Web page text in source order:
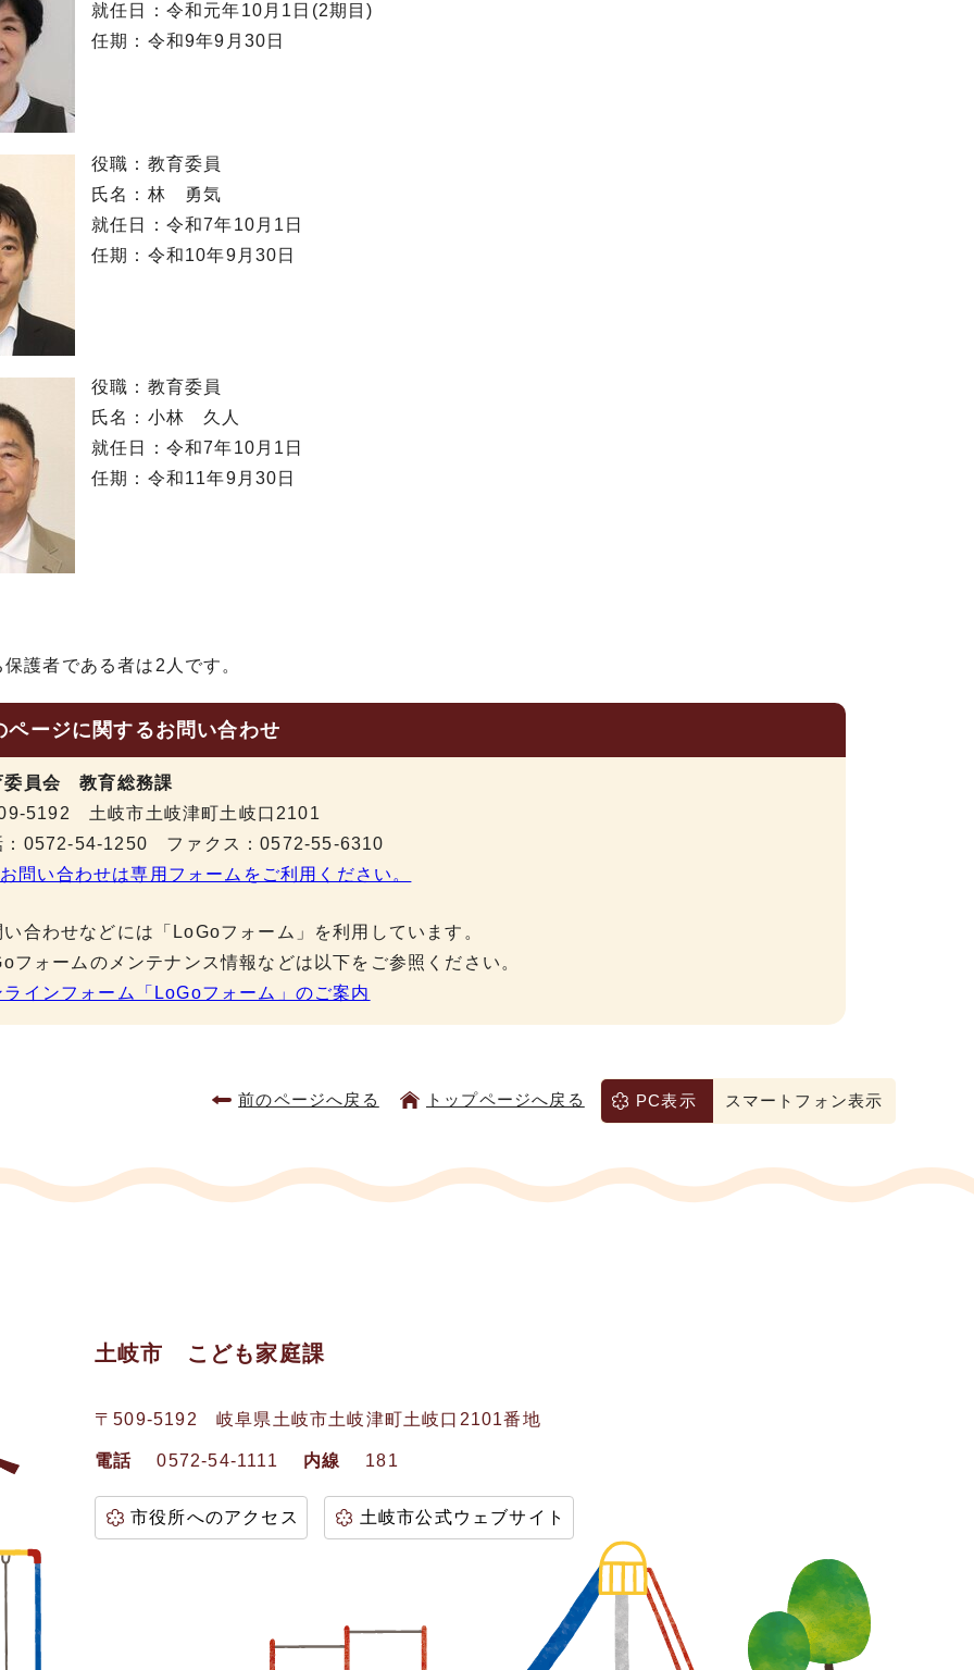
就任日：令和元年10月1日(2期目)
任期：令和9年9月30日
役職：教育委員
氏名：林 勇気
就任日：令和7年10月1日
任期：令和10年9月30日
役職：教育委員
氏名：小林 久人
就任日：令和7年10月1日
任期：令和11年9月30日
護者である者は2人です。
ページに関するお問い合わせ
委員会 教育総務課
5192 土岐市土岐津町土岐口2101
：0572-54-1250 ファクス：0572-55-6310
お問い合わせは専用フォームをご利用ください。
い合わせなどには「LoGoフォーム」を利用しています。
フォームのメンテナンス情報などは以下をご参照ください。
ラインフォーム「LoGoフォーム」のご案内
前のページへ戻る トップページへ戻る PC表示 スマートフォン表示
土岐市 こども家庭課
〒509-5192 岐阜県土岐市土岐津町土岐口2101番地
電話 0572-54-1111 内線 181
市役所へのアクセス 土岐市公式ウェブサイト